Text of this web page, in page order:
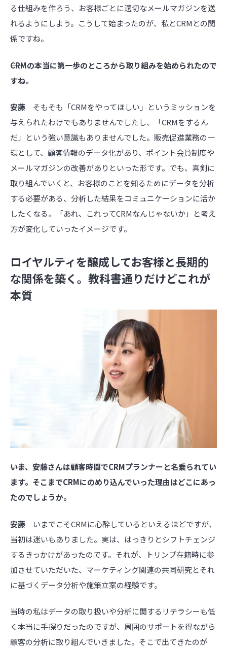
る仕組みを作ろう、お客様ごとに適切なメールマガジンを送
れるようにしよう。こうして始まったのが、私とCRMとの関
係ですね。
――CRMの本当に第一歩のところから取り組みを始められたので
すね。
安藤 そもそも「CRMをやってほしい」というミッションを
与えられたわけでもありませんでしたし、「CRMをするん
だ」という強い意識もありませんでした。販売促進業務の一
環として、顧客情報のデータ化があり、ポイント会員制度や
メールマガジンの改善がありといった形です。でも、真剣に
取り組んでいくと、お客様のことを知るためにデータを分析
する必要がある、分析した結果をコミュニケーションに活か
したくなる。「あれ、これってCRMなんじゃないか」と考え
方が変化していったイメージです。
ロイヤルティを醸成してお客様と長期的
な関係を築く。教科書通りだけどこれが
本質
――いま、安藤さんは顧客時間でCRMプランナーと名乗られてい
ます。そこまでCRMにのめり込んでいった理由はどこにあっ
たのでしょうか。
安藤 いまでこそCRMに心酔しているといえるほどですが、
当初は迷いもありました。実は、はっきりとシフトチェンジ
するきっかけがあったのです。それが、トリンプ在籍時に参
加させていただいた、マーケティング関連の共同研究とそれ
に基づくデータ分析や施策立案の経験です。
当時の私はデータの取り扱いや分析に関するリテラシーも低
く本当に手探りだったのですが、周囲のサポートを得ながら
顧客の分析に取り組んでいきました。そこで出てきたのが